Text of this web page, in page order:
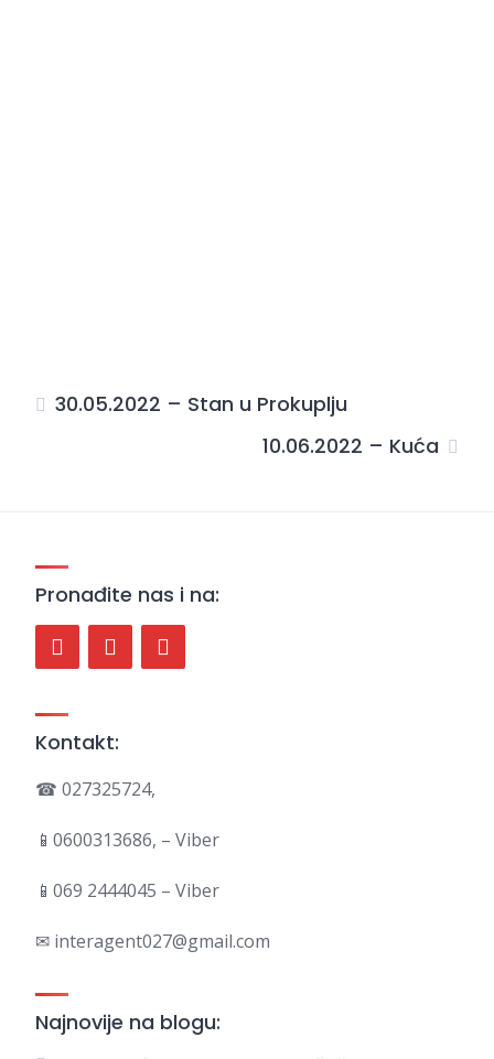
30.05.2022 – Stan u Prokuplju
10.06.2022 – Kuća
Pronađite nas i na:
Kontakt:
☎ 027325724,
📱0600313686, – Viber
📱069 2444045 – Viber
✉ interagent027@gmail.com
Najnovije na blogu: